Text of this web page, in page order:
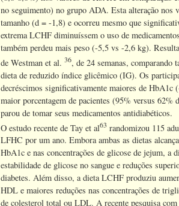
no seguimento) no grupo ADA. Esta alteração
tamanho (d = -1,8) e ocorreu mesmo que
extrema LCHF diminuíssem o uso de
também perdeu mais peso (-5,5 vs -2,6 kg).
de Westman et al. 36, de 24 semanas, comparando
dieta de reduzido índice glicêmico (IG). Os
decréscimos significativamente maiores de
maior porcentagem de pacientes (95% versus
parou de tomar seus medicamentos antidiabéticos.
O estudo recente de Tay et al63 randomizou 115
LFHC por um ano. Embora ambas as dietas
HbA1c e nas concentrações de glicose de jejum,
estabilidade de glicose no sangue e reduções
diabetes. Além disso, a dieta LCHF produziu
HDL e maiores reduções nas concentrações de
de colesterol total ou LDL. A recente pesquisa